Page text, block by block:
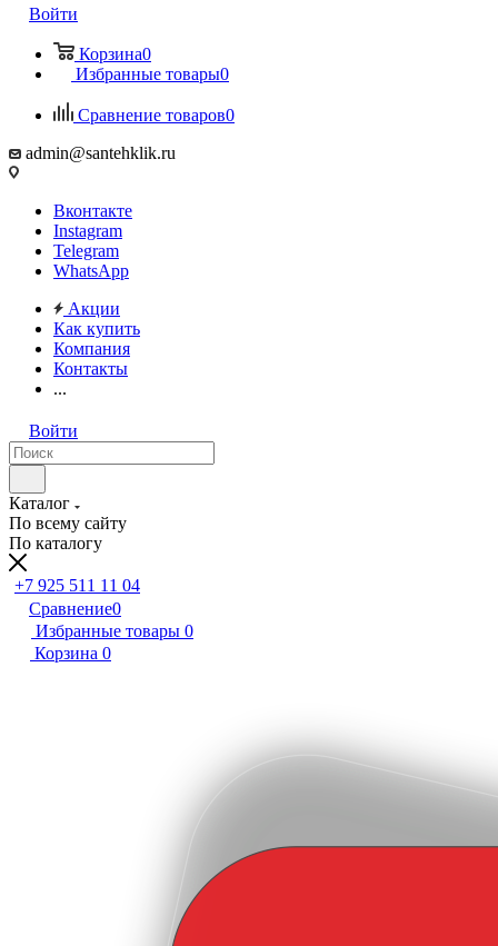
Войти
Корзина0
Избранные товары0
Сравнение товаров0
admin@santehklik.ru
Вконтакте
Instagram
Telegram
WhatsApp
Акции
Как купить
Компания
Контакты
...
Войти
Каталог
По всему сайту
По каталогу
+7 925 511 11 04
Сравнение0
Избранные товары 0
Корзина 0